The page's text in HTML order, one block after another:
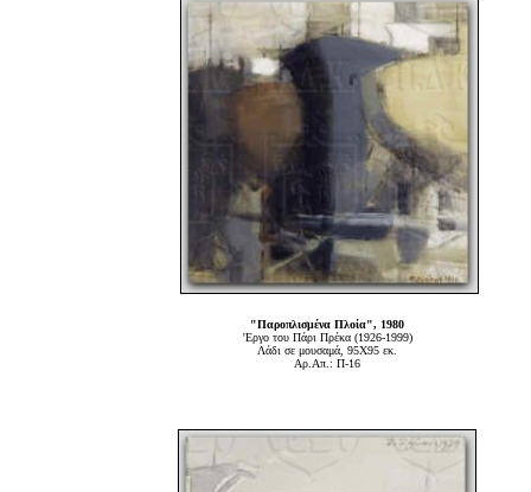
"Παροπλισμένα Πλοία", 1980
'Εργο του Πάρι Πρέκα (1926-1999)
Λάδι σε μουσαμά, 95Χ95 εκ.
Αρ.Απ.: Π-16